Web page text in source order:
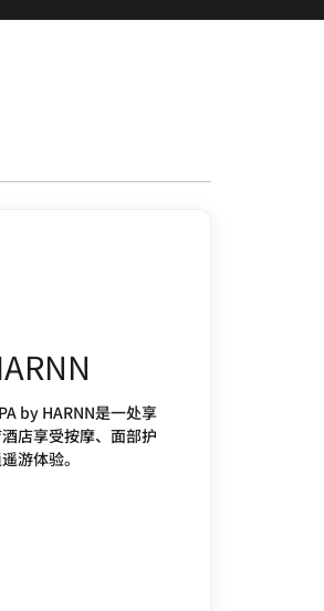
by HARNN是一处享
店享受按摩、面部护
游体验。